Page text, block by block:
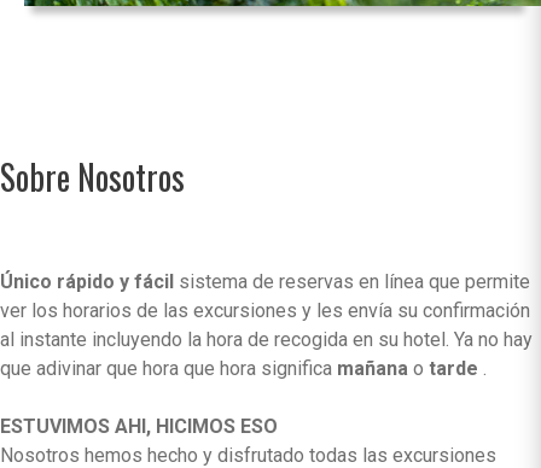
Sobre Nosotros
Único rápido y fácil sistema de reservas en línea que permite
ver los horarios de las excursiones y les envía su confirmación
al instante incluyendo la hora de recogida en su hotel. Ya no hay
que adivinar que hora que hora significa mañana o tarde .
ESTUVIMOS AHI, HICIMOS ESO
Nosotros hemos hecho y disfrutado todas las excursiones